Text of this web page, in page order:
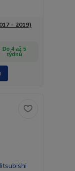
- 2019)
Do 4 až 5
týdnů